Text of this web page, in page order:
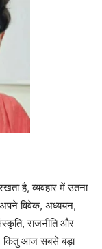
है, व्यवहार में उतना
अपने विवेक, अध्ययन,
राजनीति और
किंतु आज सबसे बड़ा